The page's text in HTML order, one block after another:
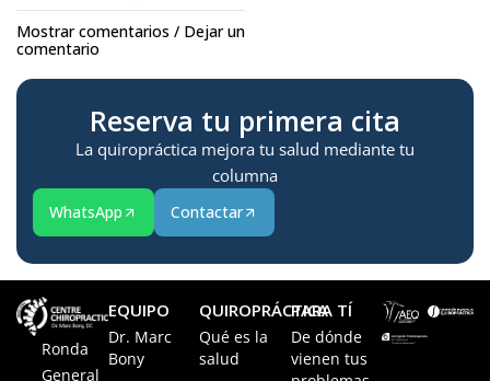
Mostrar comentarios / Dejar un
comentario
Reserva tu primera cita
La quiropráctica mejora tu salud mediante tu
columna
WhatsApp Contactar
Ronda
General
EQUIPO
Dr. Marc
Bony
QUIROPRÁCTICA
Qué es la
salud
PARA TÍ
De dónde
vienen tus